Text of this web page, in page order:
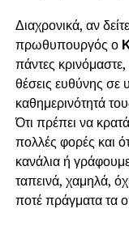
Διαχρονικά, αν
πρωθυπουργός ο
πάντες
θέσεις ευθύνης σε
καθημερινότητά
Ότι πρέπει να
πολλές φορές και
κανάλια ή
ταπεινά, χαμηλά,
ποτέ πράγματα τα